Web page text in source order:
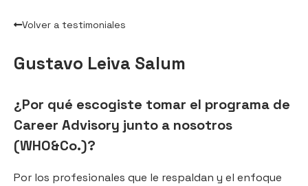
Volver a testimoniales
Gustavo Leiva Salum
¿Por qué escogiste tomar el programa de
Career Advisory junto a nosotros
(WHO&Co.)?
Por los profesionales que le respaldan y el enfoque